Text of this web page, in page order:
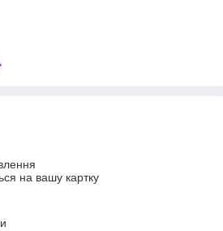
на вашу картку